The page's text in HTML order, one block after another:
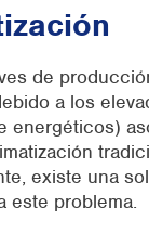
de
a los
energéticos)
existe una
este problema.